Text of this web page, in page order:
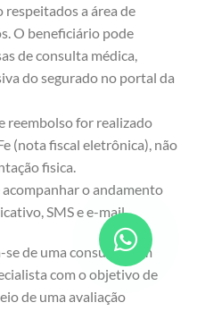
a área de
O beneficiário pode
de consulta médica,
do segurado no portal da
reembolso for realizado
(nota fiscal eletrônica), não
fisica.
o andamento
SMS e e-mail.
se de uma consulta, sem
com o objetivo de
de uma avaliação